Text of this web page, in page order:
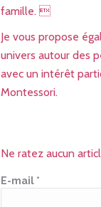
famille. 
Je vous propose
univers autour des
avec un intérêt
Montessori.
Ne ratez aucun
E-mail *